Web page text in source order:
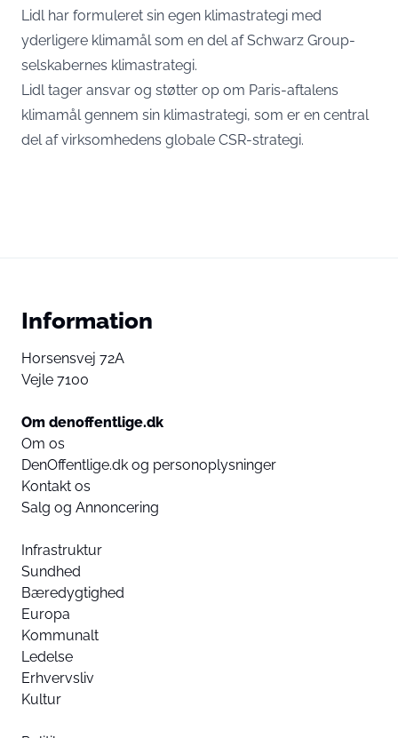
Lidl har formuleret sin egen klimastrategi med
yderligere klimamål som en del af Schwarz Group-
selskabernes klimastrategi.
Lidl tager ansvar og støtter op om Paris-aftalens
klimamål gennem sin klimastrategi, som er en central
del af virksomhedens globale CSR-strategi.
Information
Horsensvej 72A
Vejle 7100
Om denoffentlige.dk
Om os
DenOffentlige.dk og personoplysninger
Kontakt os
Salg og Annoncering
Infrastruktur
Sundhed
Bæredygtighed
Europa
Kommunalt
Ledelse
Erhvervsliv
Kultur